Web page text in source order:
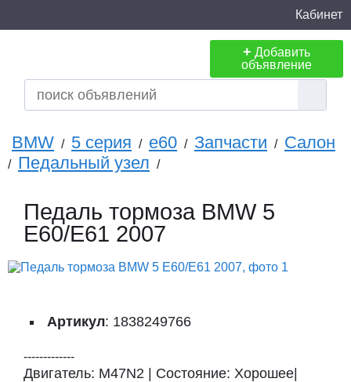
Кабинет
+ Добавить
объявление
BMW / 5 серия / e60 / Запчасти / Салон
/ Педальный узел /
Педаль тормоза BMW 5
E60/E61 2007
Артикул: 1838249766
-------------
Двигатель: M47N2 | Состояние: Хорошее|